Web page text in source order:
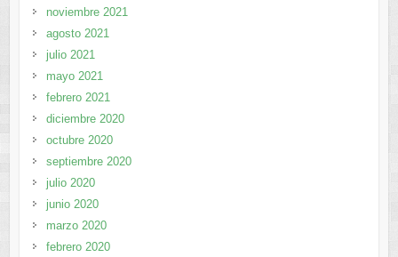
noviembre 2021
agosto 2021
julio 2021
mayo 2021
febrero 2021
diciembre 2020
octubre 2020
septiembre 2020
julio 2020
junio 2020
marzo 2020
febrero 2020